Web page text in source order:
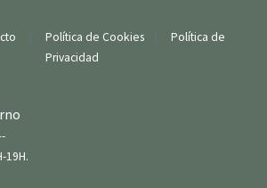
| Política de Cookies |
Política de
Privacidad
19H.